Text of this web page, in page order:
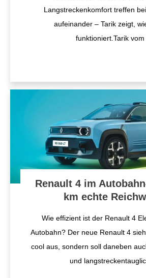
Langstreckenkomfort treffen
aufeinander – Tarik zeigt,
funktioniert.Tarik vom
Renault 4 im
km echte
Wie effizient ist der Renault 4
Autobahn? Der neue Renault 4
cool aus, sondern soll daneben
und